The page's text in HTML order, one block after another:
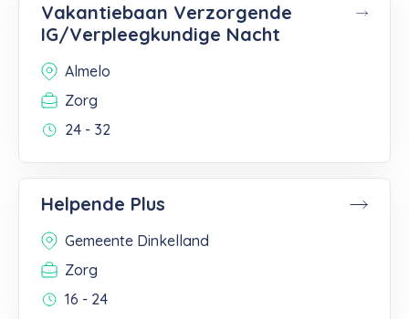
Vakantiebaan Verzorgende
IG/Verpleegkundige Nacht
Almelo
Zorg
24 - 32
Helpende Plus
Gemeente Dinkelland
Zorg
16 - 24